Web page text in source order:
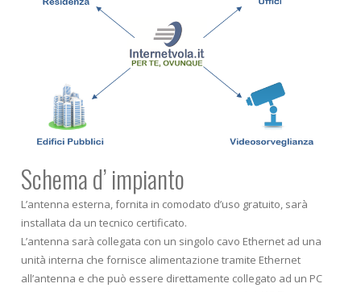
Schema d’ impianto
L’antenna esterna, fornita in comodato d’uso gratuito, sarà
installata da un tecnico certificato.
L’antenna sarà collegata con un singolo cavo Ethernet ad una
unità interna che fornisce alimentazione tramite Ethernet
all’antenna e che può essere direttamente collegato ad un PC